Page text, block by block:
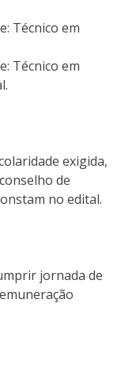
Técnico em
Técnico em
exigida,
de
no edital.
jornada de